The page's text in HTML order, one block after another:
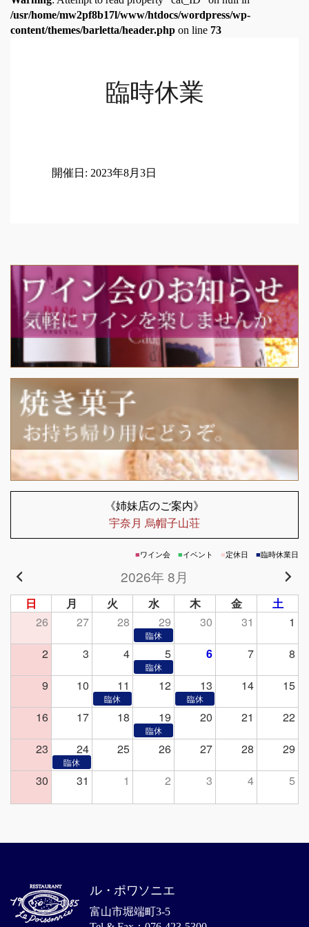
/usr/home/mw2pf8b17l/www/htdocs/wordpress/wp-
content/themes/barletta/header.php on line 73
臨時休業
開催日: 2023年8月3日
navigation
《姉妹店のご案内》
宇奈月 烏帽子山荘
■ワイン会 ■イベント ■定休日 ■臨時休業日
2026年 8月
日 月 火 水 木 金
土
26
27 28 29 30 31
1
2
3 4 5 6 7
8
9
10 11 12 13 14
15
16
17 18 19 20 21
22
23
24 25 26 27 28
29
30
31 1 2 3 4 5
ル・ポワソニエ
富山市堀端町3-5